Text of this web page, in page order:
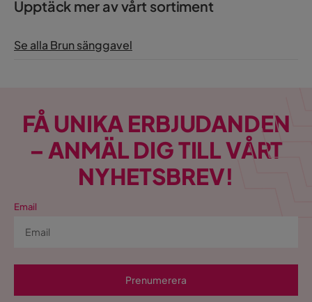
Upptäck mer av vårt sortiment
Se alla Brun sänggavel
FÅ UNIKA ERBJUDANDEN
– ANMÄL DIG TILL VÅRT
NYHETSBREV!
Email
Prenumerera